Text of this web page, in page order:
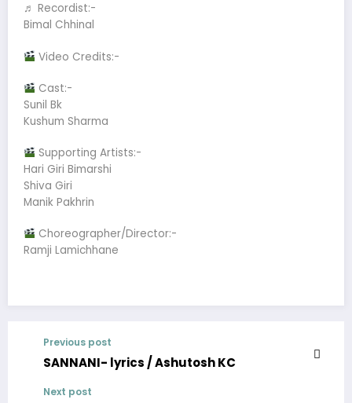
♬ Recordist:-
Bimal Chhinal
Video Credits:-
Cast:-
Sunil Bk
Kushum Sharma
Supporting Artists:-
Hari Giri Bimarshi
Shiva Giri
Manik Pakhrin
Choreographer/Director:-
Ramji Lamichhane
Previous post
SANNANI- lyrics / Ashutosh KC
Next post